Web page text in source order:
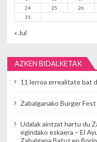
24
25 26
31
« Jul
AZKEN BIDALKETAK
11 lerroa errealitate bat
Zabalganako Burger Fest
Udalak aintzat hartu du
egindako eskaera – El
Zabalgana Batuz en